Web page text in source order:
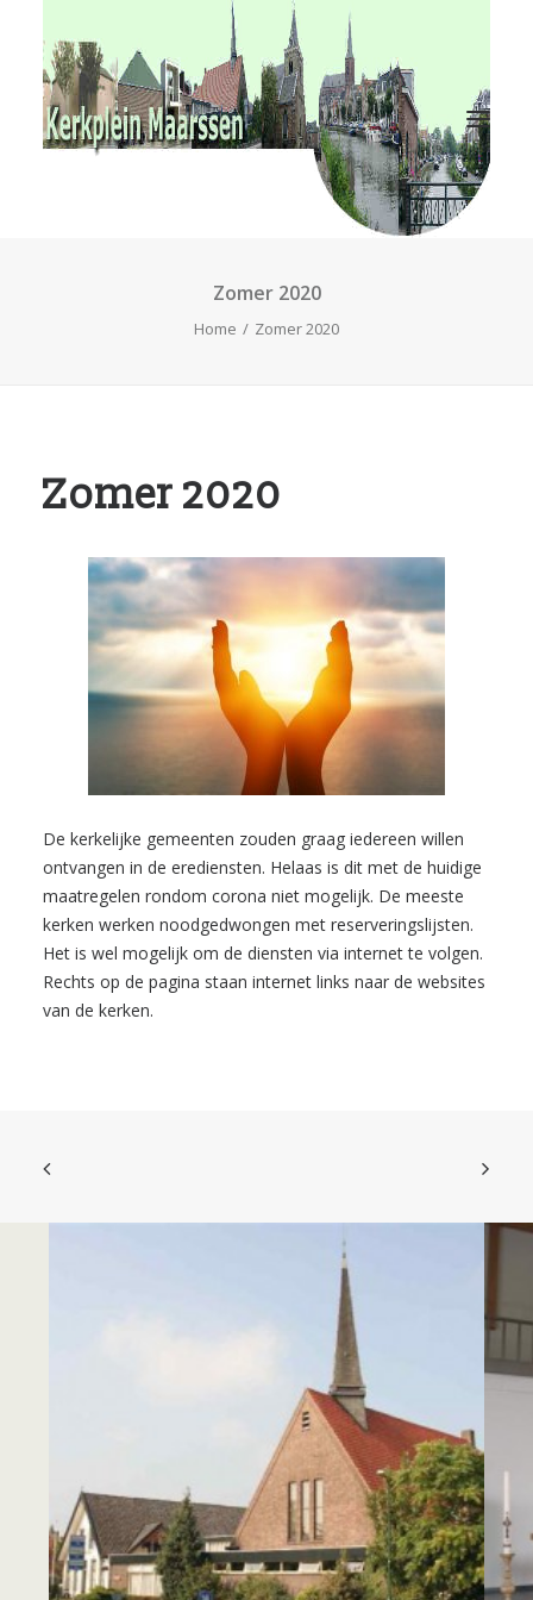
RvKM
Gemeenschappen
Kerkbladen
Zomer 2020
Home Zomer 2020
Zomer 2020
De kerkelijke gemeenten zouden graag iedereen willen
ontvangen in de erediensten. Helaas is dit met de huidige
maatregelen rondom corona niet mogelijk. De meeste
kerken werken noodgedwongen met reserveringslijsten.
Het is wel mogelijk om de diensten via internet te volgen.
Rechts op de pagina staan internet links naar de websites
van de kerken.